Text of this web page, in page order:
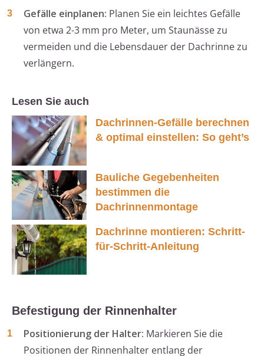
Gefälle einplanen: Planen Sie ein leichtes Gefälle
von etwa 2-3 mm pro Meter, um Staunässe zu
vermeiden und die Lebensdauer der Dachrinne zu
verlängern.
Lesen Sie auch
Dachrinnen-Gefälle berechnen
& optimal einstellen: So geht’s
Bauliche Gegebenheiten
bestimmen die
Dachrinnenmontage
Dachrinne montieren: Schritt-
für-Schritt-Anleitung
Befestigung der Rinnenhalter
Positionierung der Halter: Markieren Sie die
Positionen der Rinnenhalter entlang der